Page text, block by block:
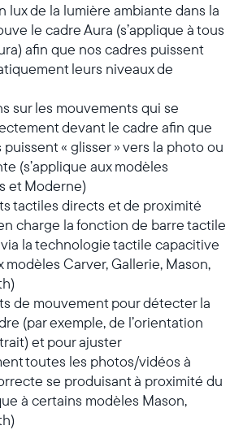
lux de la lumière ambiante dans la
le cadre Aura (s’applique à tous
afin que nos cadres puissent
leurs niveaux de
sur les mouvements qui se
devant le cadre afin que
« glisser » vers la photo ou
(s’applique aux modèles
et Moderne)
tactiles directs et de proximité
charge la fonction de barre tactile
la technologie tactile capacitive
modèles Carver, Gallerie, Mason,
de mouvement pour détecter la
(par exemple, de l’orientation
et pour ajuster
toutes les photos/vidéos à
se produisant à proximité du
à certains modèles Mason,